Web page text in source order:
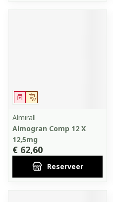
Op voorschrift
Geneesmiddel
Almirall
Almogran Comp 12 X
12,5mg
€ 62,60
Reserveer